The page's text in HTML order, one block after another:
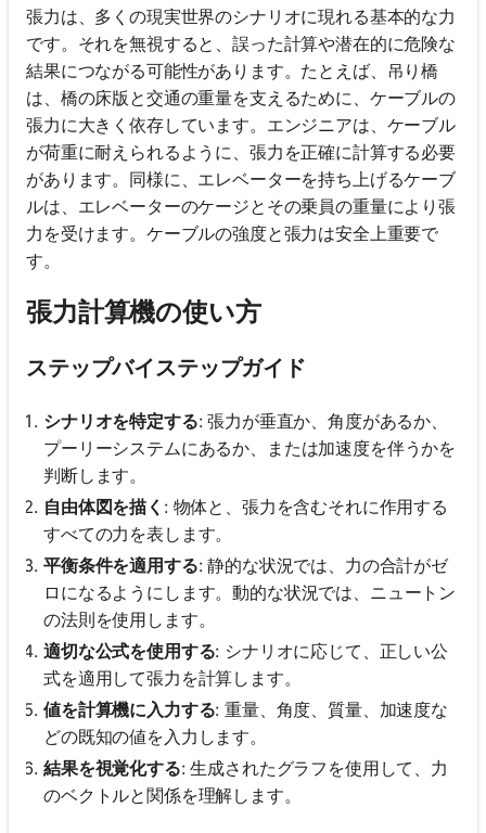
張力は、多くの現実世界のシナリオに現れる基本的な力
です。それを無視すると、誤った計算や潜在的に危険な
結果につながる可能性があります。たとえば、吊り橋
は、橋の床版と交通の重量を支えるために、ケーブルの
張力に大きく依存しています。エンジニアは、ケーブル
が荷重に耐えられるように、張力を正確に計算する必要
があります。同様に、エレベーターを持ち上げるケーブ
ルは、エレベーターのケージとその乗員の重量により張
力を受けます。ケーブルの強度と張力は安全上重要で
す。
張力計算機の使い方
ステップバイステップガイド
シナリオを特定する: 張力が垂直か、角度があるか、
プーリーシステムにあるか、または加速度を伴うかを
判断します。
自由体図を描く : 物体と、張力を含むそれに作用する
すべての力を表します。
平衡条件を適用する: 静的な状況では、力の合計がゼ
ロになるようにします。動的な状況では、ニュートン
の法則を使用します。
適切な公式を使用する: シナリオに応じて、正しい公
式を適用して張力を計算します。
値を計算機に入力する: 重量、角度、質量、加速度な
どの既知の値を入力します。
結果を視覚化する: 生成されたグラフを使用して、力
のベクトルと関係を理解します。